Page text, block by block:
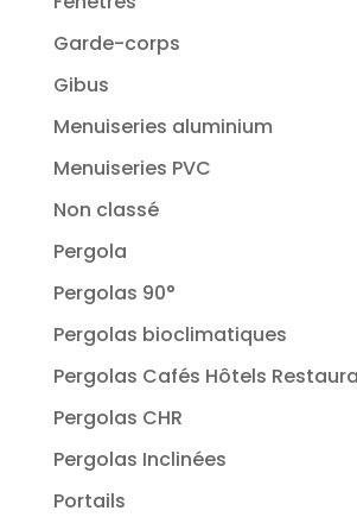
Garde-corps
Gibus
Menuiseries aluminium
Menuiseries PVC
Non classé
Pergola
Pergolas 90°
Pergolas bioclimatiques
Pergolas Cafés Hôtels
Pergolas CHR
Pergolas Inclinées
Portails